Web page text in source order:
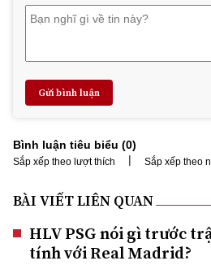
Gửi bình luận
Bình luận tiêu biểu (0)
Sắp xếp theo lượt thích | Sắp xếp theo
BÀI VIẾT LIÊN QUAN
HLV PSG nói gì trước
tính với Real Madrid?